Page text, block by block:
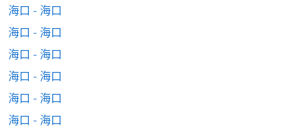
海口 - 海口
海口 - 海口
海口 - 海口
海口 - 海口
海口 - 海口
海口 - 海口